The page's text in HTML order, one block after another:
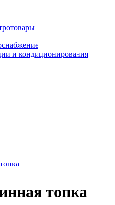
и кондиционирования
топка